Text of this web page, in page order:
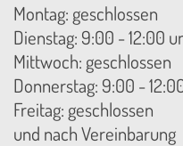
Montag: geschlossen
Dienstag: 9:00 - 12:00
Mittwoch: geschlossen
Donnerstag: 9:00 -
Freitag: geschlossen
und nach Vereinbarung